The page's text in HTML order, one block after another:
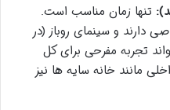
تنها زمان مناسب است.
دارند و سینمای روباز (در
تجربه مفرحی برای کل
مانند خانه سایه ها نیز